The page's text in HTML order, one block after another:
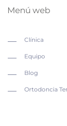
Menú web
Clínica
Equipo
Blog
Ortodoncia